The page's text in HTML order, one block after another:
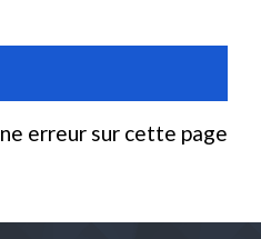
erreur sur cette page